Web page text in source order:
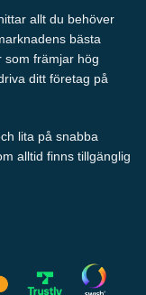
allt du behöver
bästa
som främjar hög
ditt företag på
lita på snabba
alltid finns tillgänglig